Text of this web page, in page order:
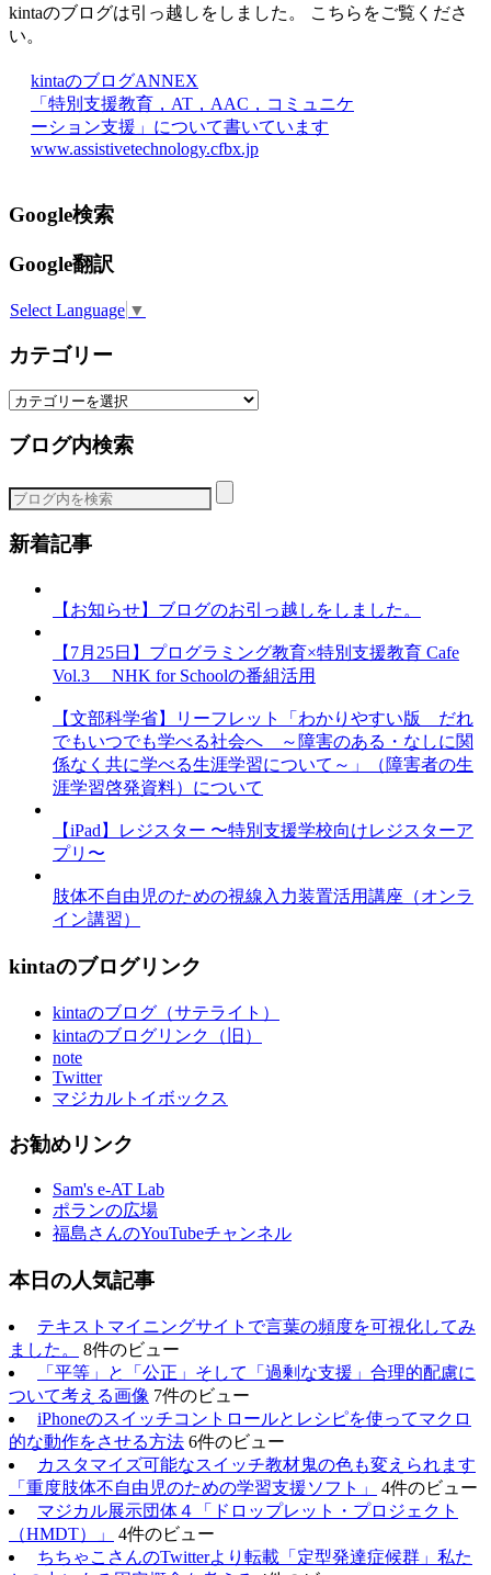
kintaのブログは引っ越しをしました。 こちらをご覧くださ
い。
kintaのブログANNEX
「特別支援教育，AT，AAC，コミュニケ
ーション支援」について書いています
www.assistivetechnology.cfbx.jp
Google検索
Google翻訳
Select Language ▼
カテゴリー
カ
ゴ
ー
ブログ内検索
新着記事
【お知らせ】ブログのお引っ越しをしました。
【7月25日】プログラミング教育×特別支援教育 Cafe
Vol.3 NHK for Schoolの番組活用
【文部科学省】リーフレット「わかりやすい版 だれ
でもいつでも学べる社会へ ～障害のある・なしに関
係なく共に学べる生涯学習について～」（障害者の生
涯学習啓発資料）について
【iPad】レジスター 〜特別支援学校向けレジスターア
プリ〜
肢体不自由児のための視線入力装置活用講座（オンラ
イン講習）
kintaのブログリンク
kintaのブログ（サテライト）
kintaのブログリンク（旧）
note
Twitter
マジカルトイボックス
お勧めリンク
Sam's e-AT Lab
ポランの広場
福島さんのYouTubeチャンネル
本日の人気記事
テキストマイニングサイトで言葉の頻度を可視化してみ
ました。
8件のビュー
「平等」と「公正」そして「過剰な支援」合理的配慮に
ついて考える画像 7件のビュー
iPhoneのスイッチコントロールとレシピを使ってマクロ
的な動作をさせる方法 6件のビュー
カスタマイズ可能なスイッチ教材鬼の色も変えられます
「重度肢体不自由児のための学習支援ソフト」
4件のビュー
マジカル展示団体４「ドロップレット・プロジェクト
（HMDT）」
4件のビュー
ちちゃこさんのTwitterより転載「定型発達症候群」私た